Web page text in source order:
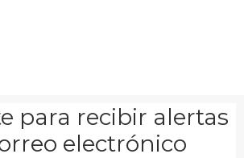
para recibir alertas
electrónico